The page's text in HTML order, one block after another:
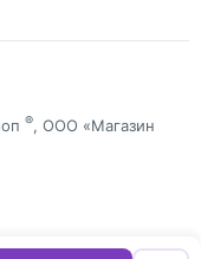
®, ООО «Магазин